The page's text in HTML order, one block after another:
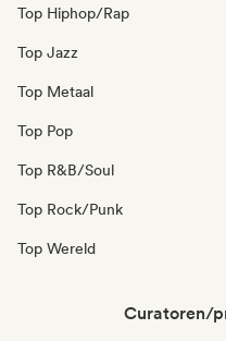
Top Hiphop/Rap
Top Jazz
Top Metaal
Top Pop
Top R&B/Soul
Top Rock/Punk
Top Wereld
Curatoren/